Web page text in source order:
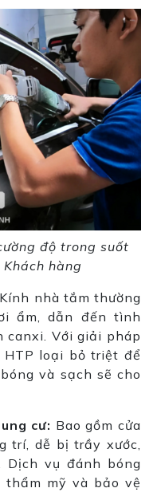
độ trong suốt
hàng
Kính nhà tắm thường
ẩm, dẫn đến tình
canxi. Với giải pháp
HTP loại bỏ triệt để
và sạch sẽ cho
cư: Bao gồm cửa
trí, dễ bị trầy xước,
Dịch vụ đánh bóng
thẩm mỹ và bảo vệ